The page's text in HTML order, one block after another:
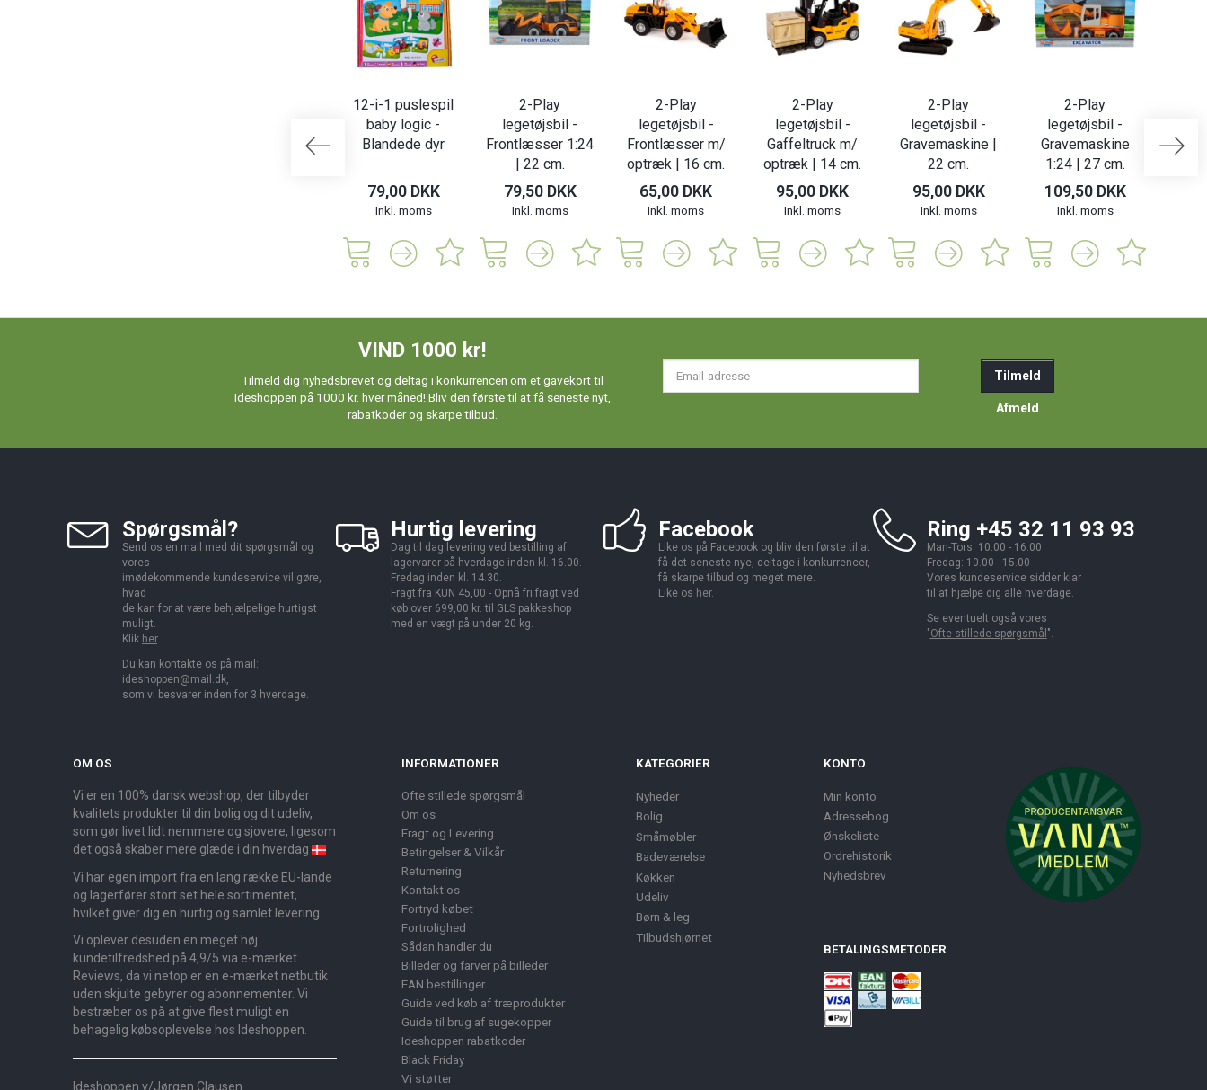
12-i-1 puslespil
baby logic -
Blandede dyr
79,00 DKK
Inkl. moms
2-Play
legetøjsbil -
Frontlæsser 1:24
| 22 cm.
79,50 DKK
Inkl. moms
2-Play
legetøjsbil -
Frontlæsser m/
optræk | 16 cm.
65,00 DKK
Inkl. moms
2-Play
legetøjsbil -
Gaffeltruck m/
optræk | 14 cm.
95,00 DKK
Inkl. moms
2-Play
legetøjsbil -
Gravemaskine |
22 cm.
95,00 DKK
Inkl. moms
2-Play
legetøjsbil -
Gravemaskine
1:24 | 27 cm.
109,50 DKK
Inkl. moms
m/
VIND 1000 kr!
Tilmeld dig nyhedsbrevet og deltag i konkurrencen om et gavekort til
Ideshoppen på 1000 kr. hver måned! Bliv den første til at få seneste nyt,
rabatkoder og skarpe tilbud.
Tilmeld
Afmeld
Spørgsmål?
Send os en mail med dit spørgsmål og
vores
imødekommende kundeservice vil gøre,
hvad
de kan for at være behjælpelige hurtigst
muligt.
Klik her.
Du kan kontakte os på mail:
ideshoppen@mail.dk,
som vi besvarer inden for 3 hverdage.
Hurtig levering
Dag til dag levering ved bestilling af
lagervarer på hverdage inden kl. 16.00.
Fredag inden kl. 14.30.
Fragt fra KUN 45,00 - Opnå fri fragt ved
køb over 699,00 kr. til GLS pakkeshop
med en vægt på under 20 kg.
Facebook
Like os på Facebook og bliv den første til at
få det seneste nye, deltage i konkurrencer,
få skarpe tilbud og meget mere.
Like os her.
Ring +45 32 11 93 93
Man-Tors: 10.00 - 16.00
Fredag: 10.00 - 15.00
Vores kundeservice sidder klar
til at hjælpe dig alle hverdage.
Se eventuelt også vores
"Ofte stillede spørgsmål ".
OM OS
Vi er en 100% dansk webshop, der tilbyder
kvalitets produkter til din bolig og dit udeliv,
som gør livet lidt nemmere og sjovere, ligesom
det også skaber mere glæde i din hverdag
Vi har egen import fra en lang række EU-lande
og lagerfører stort set hele sortimentet,
hvilket giver dig en hurtig og samlet levering.
Vi oplever desuden en meget høj
kundetilfredshed på 4,9/5 via e-mærket
Reviews, da vi netop er en e-mærket netbutik
uden skjulte gebyrer og abonnementer. Vi
bestræber os på at give flest muligt en
behagelig købsoplevelse hos Ideshoppen.
Ideshoppen v/Jørgen Clausen
INFORMATIONER
Ofte stillede spørgsmål
Om os
Fragt og Levering
Betingelser & Vilkår
Returnering
Kontakt os
Fortryd købet
Fortrolighed
Sådan handler du
Billeder og farver på billeder
EAN bestillinger
Guide ved køb af træprodukter
Guide til brug af sugekopper
Ideshoppen rabatkoder
Black Friday
Vi støtter
KATEGORIER
Nyheder
Bolig
Småmøbler
Badeværelse
Køkken
Udeliv
Børn & leg
Tilbudshjørnet
KONTO
Min konto
Adressebog
Ønskeliste
Ordrehistorik
Nyhedsbrev
BETALINGSMETODER